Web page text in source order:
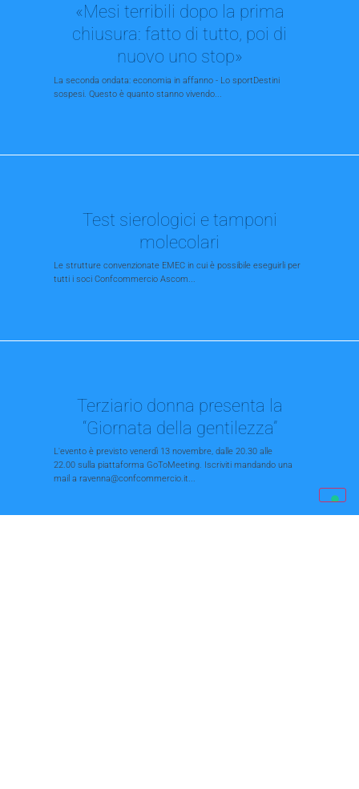
«Mesi terribili dopo la prima
chiusura: fatto di tutto, poi di
nuovo uno stop»
La seconda ondata: economia in affanno - Lo sportDestini
sospesi. Questo è quanto stanno vivendo...
Test sierologici e tamponi
molecolari
Le strutture convenzionate EMEC in cui è possibile eseguirli per
tutti i soci Confcommercio Ascom...
Terziario donna presenta la
“Giornata della gentilezza”
L'evento è previsto venerdì 13 novembre, dalle 20.30 alle
22.00 sulla piattaforma GoToMeeting. Iscriviti mandando una
mail a ravenna@confcommercio.it...